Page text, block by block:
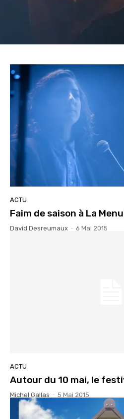
ACTU
Faim de saison à La
David Desreumaux - 6 Mai 2015
ACTU
Autour du 10 mai, le
Michel Gallas - 5 Mai 2015